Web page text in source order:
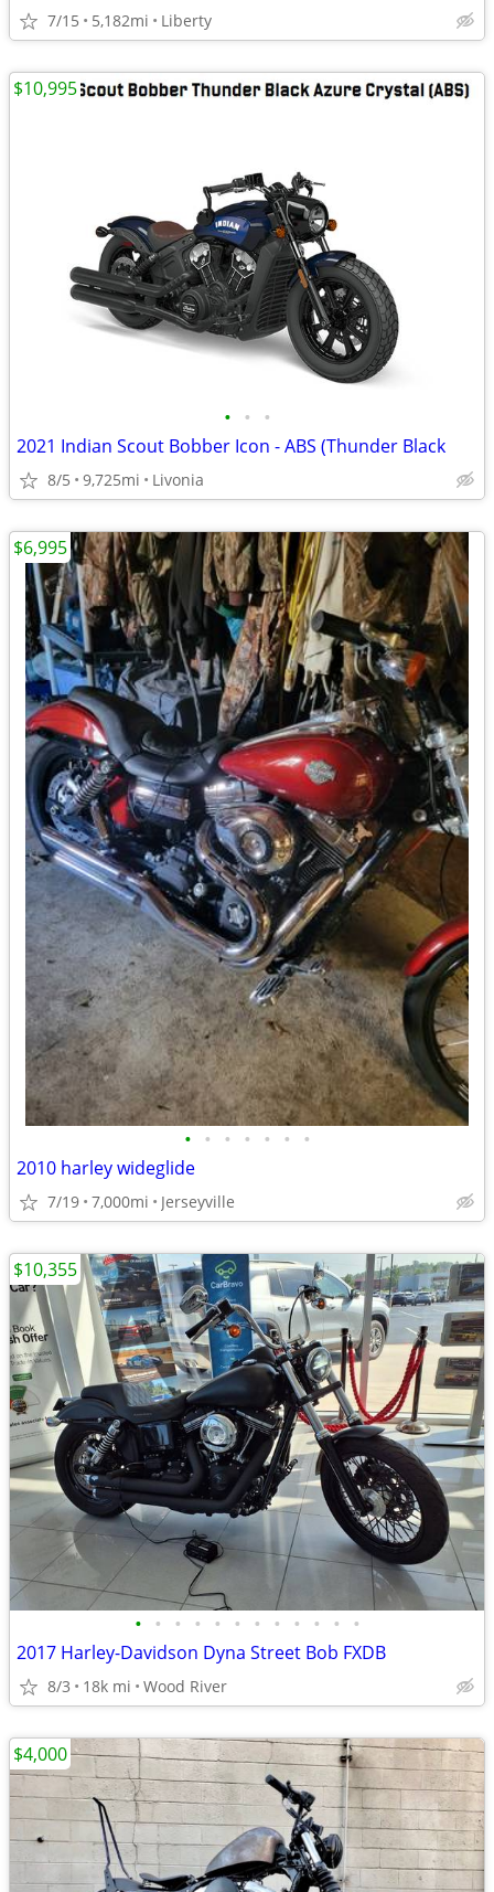
7/15 5,182mi Liberty
• • •
2021 Indian Scout Bobber Icon - ABS (Thunder Black
8/5 9,725mi Livonia
$10,995
• • • • • • •
2010 harley wideglide
7/19 7,000mi Jerseyville
$6,995
• • • • • • • • • • • •
2017 Harley-Davidson Dyna Street Bob FXDB
8/3 18k mi Wood River
$10,355
$4,000